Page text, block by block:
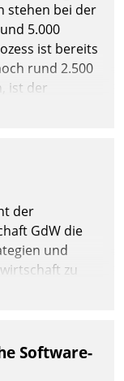
stehen bei der
5.000
ist bereits
rund 2.500
ist der
immens. Im
daher
GmbH den
der
GdW die
und
zu
Software-